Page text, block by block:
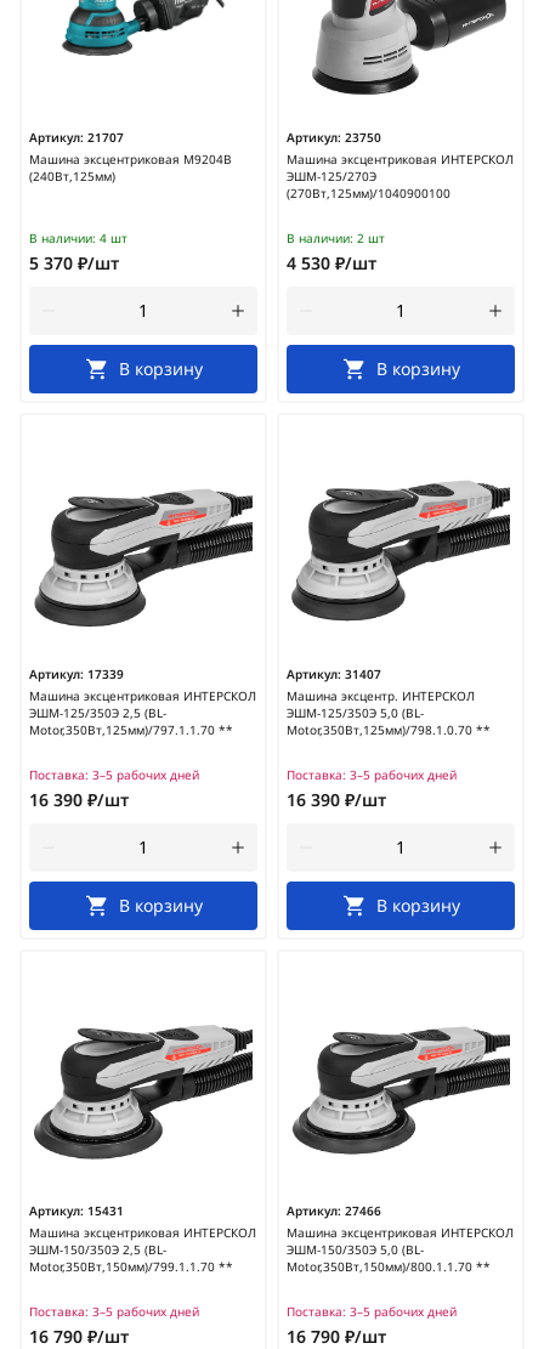
Артикул: 21707
Машина эксцентриковая M9204B
(240Вт,125мм)
В наличии: 4 шт
5 370 ₽/шт
В корзину
Артикул: 23750
Машина эксцентриковая ИНТЕРСКОЛ
ЭШМ-125/270Э
(270Вт,125мм)/1040900100
В наличии: 2 шт
4 530 ₽/шт
В корзину
Артикул: 17339
Машина эксцентриковая ИНТЕРСКОЛ
ЭШМ-125/350Э 2,5 (BL-
Motor,350Вт,125мм)/797.1.1.70 **
Поставка: 3–5 рабочих дней
16 390 ₽/шт
В корзину
Артикул: 31407
Машина эксцентр. ИНТЕРСКОЛ
ЭШМ-125/350Э 5,0 (BL-
Motor,350Вт,125мм)/798.1.0.70 **
Поставка: 3–5 рабочих дней
16 390 ₽/шт
В корзину
Артикул: 15431
Машина эксцентриковая ИНТЕРСКОЛ
ЭШМ-150/350Э 2,5 (BL-
Motor,350Вт,150мм)/799.1.1.70 **
Поставка: 3–5 рабочих дней
16 790 ₽/шт
Артикул: 27466
Машина эксцентриковая ИНТЕРСКОЛ
ЭШМ-150/350Э 5,0 (BL-
Motor,350Вт,150мм)/800.1.1.70 **
Поставка: 3–5 рабочих дней
16 790 ₽/шт